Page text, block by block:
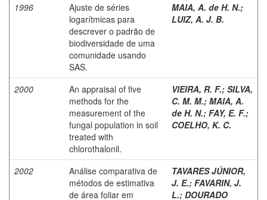
1996
Ajuste de séries
logarítmicas para
descrever o padrão de
biodiversidade de uma
comunidade usando
SAS.
MAIA, A. de H. N.;
LUIZ, A. J. B.
2000
An appraisal of five
methods for the
measurement of the
fungal population in soil
treated with
chlorothalonil.
VIEIRA, R. F.; SILVA,
C. M. M.; MAIA, A.
de H. N.; FAY, E. F.;
COELHO, K. C.
2002
Análise comparativa de
métodos de estimativa
de área foliar em
TAVARES JÚNIOR,
J. E.; FAVARIN, J.
L.; DOURADO